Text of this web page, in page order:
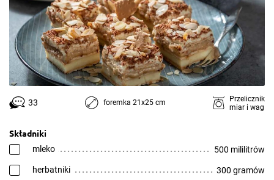
33 foremka 21x25 cm
Przelicznik
miar i wag
Składniki
mleko 500 mililitrów
herbatniki 300 gramów